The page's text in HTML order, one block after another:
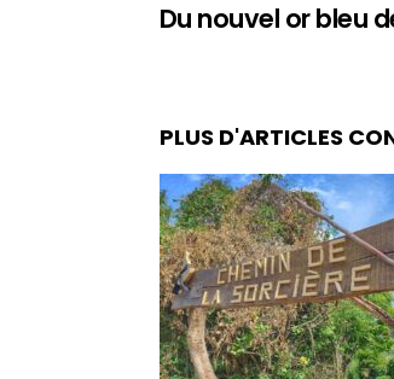
Du nouvel or bleu
PLUS D'ARTICLES